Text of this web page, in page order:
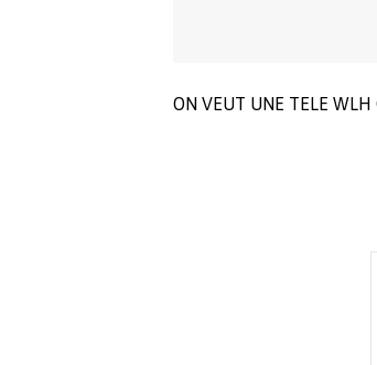
ON VEUT UNE TELE WLH